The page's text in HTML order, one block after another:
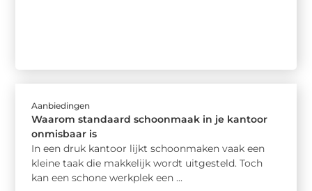
Aanbiedingen
Waarom standaard schoonmaak in je kantoor
onmisbaar is
In een druk kantoor lijkt schoonmaken vaak een
kleine taak die makkelijk wordt uitgesteld. Toch
kan een schone werkplek een ...